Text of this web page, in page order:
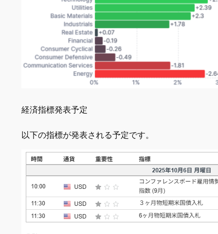
経済指標発表予定
以下の指標が発表される予定です。